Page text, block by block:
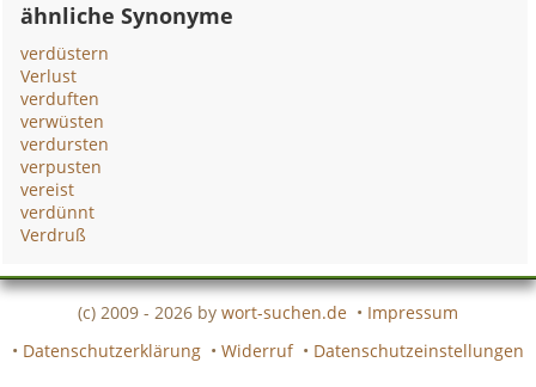
ähnliche Synonyme
verdüstern
Verlust
verduften
verwüsten
verdursten
verpusten
vereist
verdünnt
Verdruß
(c) 2009 - 2026 by wort-suchen.de • Impressum
• Datenschutzerklärung • Widerruf • Datenschutzeinstellungen